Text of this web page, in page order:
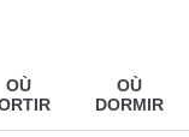
OÙ
OÙ
DORMIR